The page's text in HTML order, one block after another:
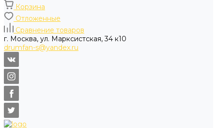
Корзина
Отложенные
Сравнение товаров
г. Москва, ул. Марксистская, 34 к10
drumfan-s@yandex.ru